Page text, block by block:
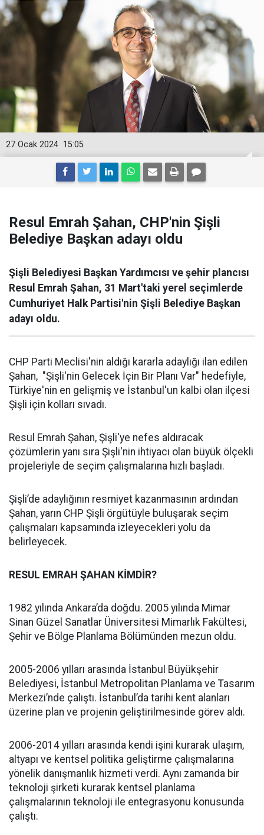
15:05
27 Ocak 2024
Resul Emrah Şahan, CHP'nin Şişli
Belediye Başkan adayı oldu
Şişli Belediyesi Başkan Yardımcısı ve şehir plancısı
Resul Emrah Şahan, 31 Mart'taki yerel seçimlerde
Cumhuriyet Halk Partisi'nin Şişli Belediye Başkan
adayı oldu.
CHP Parti Meclisi'nin aldığı kararla adaylığı ilan edilen
Şahan, "Şişli'nin Gelecek İçin Bir Planı Var" hedefiyle,
Türkiye'nin en gelişmiş ve İstanbul'un kalbi olan ilçesi
Şişli için kolları sıvadı.
Resul Emrah Şahan, Şişli'ye nefes aldıracak
çözümlerin yanı sıra Şişli'nin ihtiyacı olan büyük ölçekli
projeleriyle de seçim çalışmalarına hızlı başladı.
Şişli’de adaylığının resmiyet kazanmasının ardından
Şahan, yarın CHP Şişli örgütüyle buluşarak seçim
çalışmaları kapsamında izleyecekleri yolu da
belirleyecek.
RESUL EMRAH ŞAHAN KİMDİR?
1982 yılında Ankara’da doğdu. 2005 yılında Mimar
Sinan Güzel Sanatlar Üniversitesi Mimarlık Fakültesi,
Şehir ve Bölge Planlama Bölümünden mezun oldu.
2005-2006 yılları arasında İstanbul Büyükşehir
Belediyesi, İstanbul Metropolitan Planlama ve Tasarım
Merkezi’nde çalıştı. İstanbul’da tarihi kent alanları
üzerine plan ve projenin geliştirilmesinde görev aldı.
2006-2014 yılları arasında kendi işini kurarak ulaşım,
altyapı ve kentsel politika geliştirme çalışmalarına
yönelik danışmanlık hizmeti verdi. Aynı zamanda bir
teknoloji şirketi kurarak kentsel planlama
çalışmalarının teknoloji ile entegrasyonu konusunda
çalıştı.